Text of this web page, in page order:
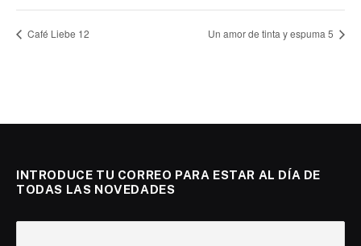
Café Liebe 12 Un amor de tinta y espuma 5
INTRODUCE TU CORREO PARA ESTAR AL DÍA DE
TODAS LAS NOVEDADES